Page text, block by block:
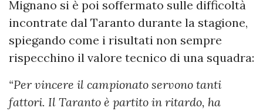
Mignano si è poi soffermato sulle difficoltà
incontrate dal Taranto durante la stagione,
spiegando come i risultati non sempre
rispecchino il valore tecnico di una squadra:
“Per vincere il campionato servono tanti
fattori. Il Taranto è partito in ritardo, ha